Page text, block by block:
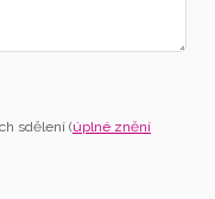
sdělení (úplné znění